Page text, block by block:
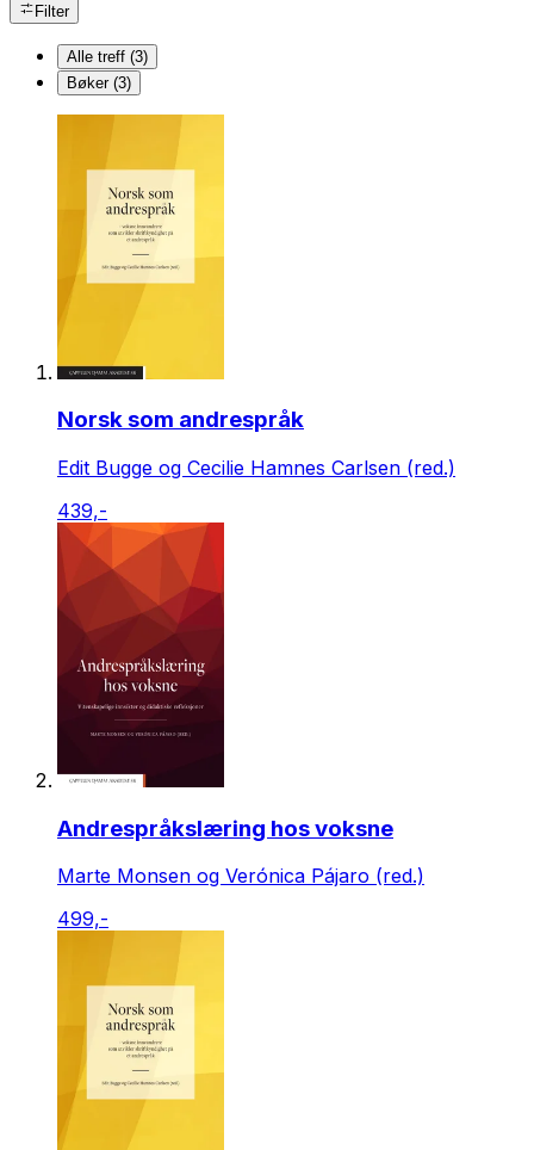
Filter
Alle treff (3)
Bøker (3)
Norsk som andrespråk
Edit Bugge og Cecilie Hamnes Carlsen (red.)
439,-
Andrespråkslæring hos voksne
Marte Monsen og Verónica Pájaro (red.)
499,-